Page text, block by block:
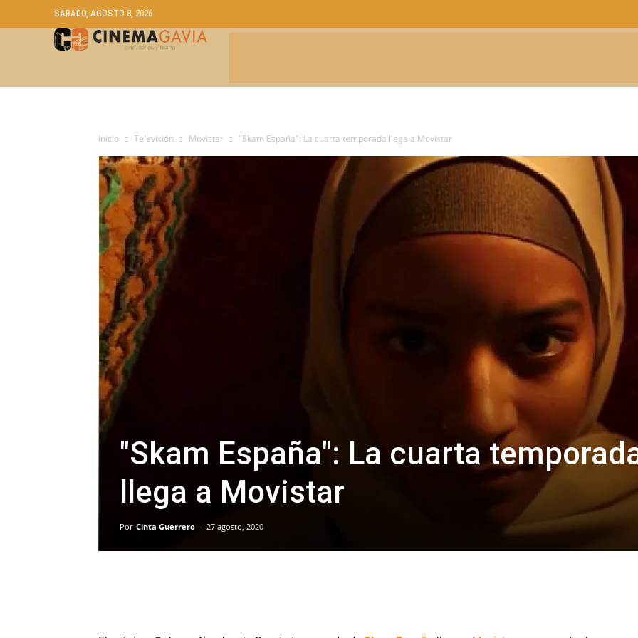
SÁBADO, AGOSTO 8, 2026
Inicio Televisión Movistar "Skam España": La cuarta temporada llega a Movistar
"Skam España": La cuarta
llega a Movistar
Por Cinta Guerrero - 27 agosto, 2020